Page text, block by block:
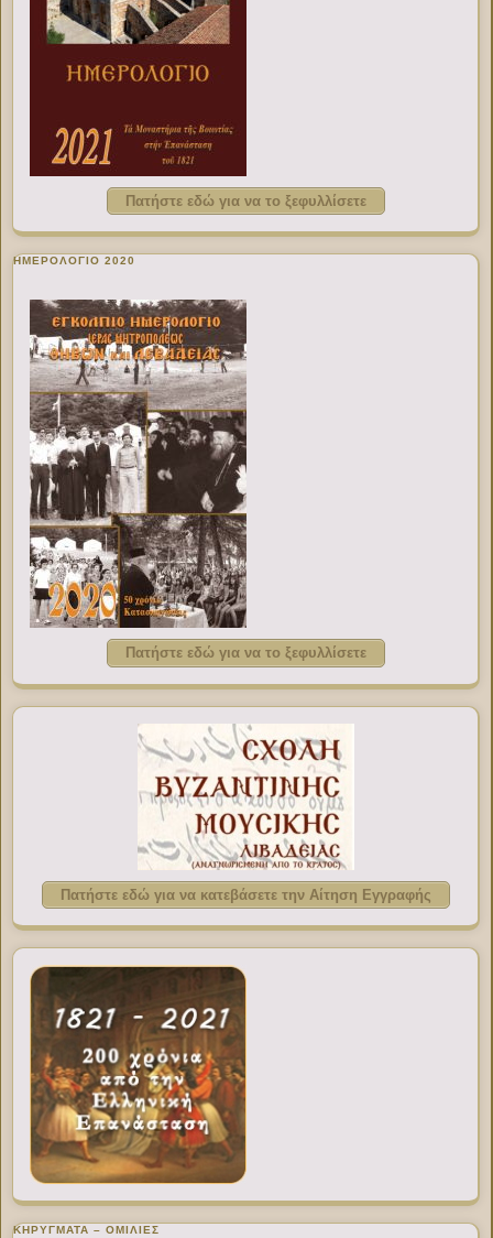
Πατήστε εδώ για να το ξεφυλλίσετε
ΗΜΕΡΟΛΟΓΙΟ 2020
Πατήστε εδώ για να το ξεφυλλίσετε
Πατήστε εδώ για να κατεβάσετε την Αίτηση Εγγραφής
ΚΗΡΥΓΜΑΤΑ – ΟΜΙΛΙΕΣ